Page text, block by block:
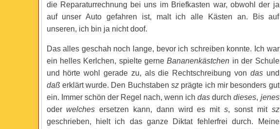
die Reparaturrechnung bei uns im Briefkasten war, obwohl der ja
auf unser Auto gefahren ist, malt ich alle Kästen an. Bis auf
unseren, ich bin ja nicht doof.
Das alles geschah noch lange, bevor ich schreiben konnte. Ich war
ein helles Kerlchen, spielte gerneBananenkästchen in der Schule
und hörte wohl gerade zu, als die Rechtschreibung von dasund
daß erklärt wurde. Den Buchstaben sz prägte ich mir besonders gut
ein. Immer schön der Regel nach, wenn ichdasdurchdieses, jenes
oderwelches ersetzen kann, dann wird es mits, sonst mit sz
geschrieben, hielt ich das ganze Diktat fehlerfrei durch. Meine